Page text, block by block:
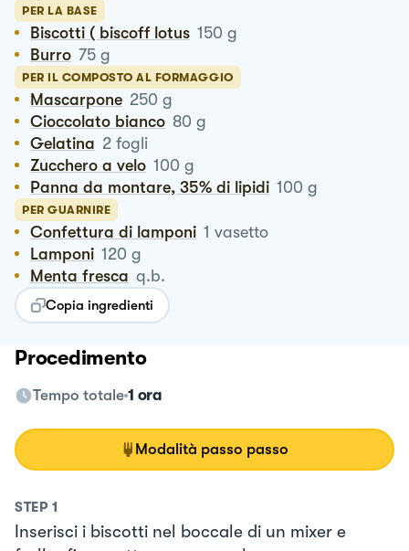
PER LA BASE
Biscotti ( biscoff lotus 150 g
Burro 75 g
PER IL COMPOSTO AL FORMAGGIO
Mascarpone 250 g
Cioccolato bianco 80 g
Gelatina 2 fogli
Zucchero a velo 100 g
Panna da montare, 35% di lipidi 100 g
PER GUARNIRE
Confettura di lamponi 1 vasetto
Lamponi 120 g
Menta fresca q.b.
Copia ingredienti
Procedimento
Tempo totale 1 ora
Modalità passo passo
STEP 1
Inserisci i biscotti nel boccale di un mixer e